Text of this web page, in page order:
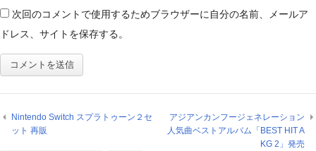
次回のコメントで使用するためブラウザーに自分の名前、メールア
ドレス、サイトを保存する。
Nintendo Switch スプラトゥーン２セ
ット 再販
アジアンカンフージェネレーション
人気曲ベストアルバム「BEST HIT A
KG 2」発売